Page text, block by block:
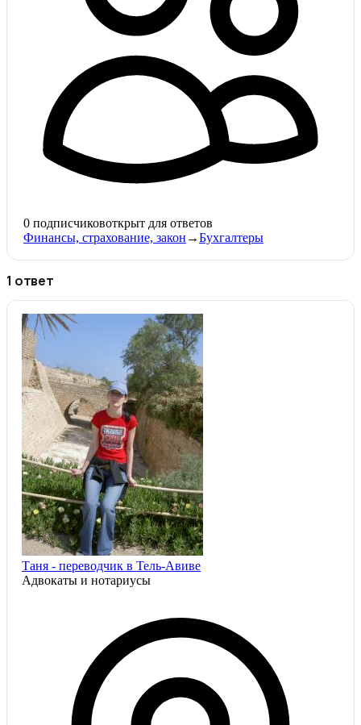
0 подписчиковоткрыт для ответов
Финансы, страхование, закон →Бухгалтеры
1 ответ
Таня - переводчик в Тель-Авиве
Адвокаты и нoтариусы